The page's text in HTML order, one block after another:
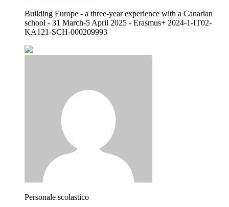
Building Europe - a three-year experience with a Canarian
school - 31 March-5 April 2025 - Erasmus+ 2024-1-IT02-
KA121-SCH-000209993
Personale scolastico